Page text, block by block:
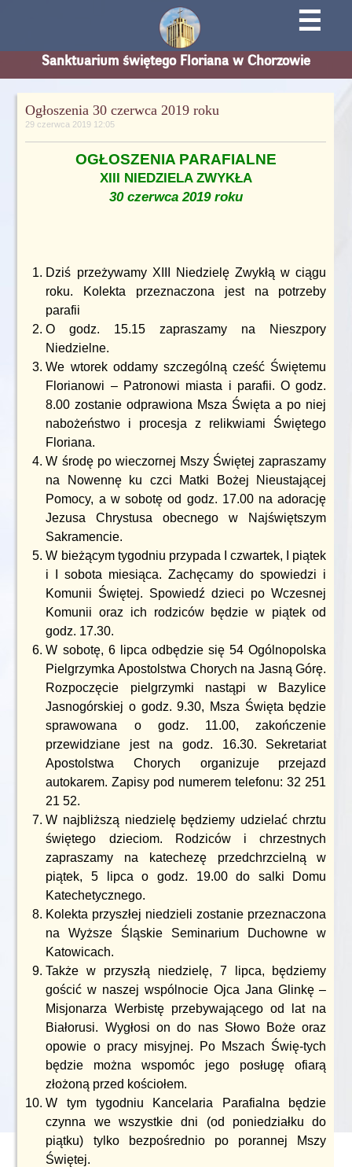
☰
Sanktuarium świętego Floriana w Chorzowie
Ogłoszenia 30 czerwca 2019 roku
29 czerwca 2019 12:05
OGŁOSZENIA PARAFIALNE
XIII NIEDZIELA ZWYKŁA
30 czerwca 2019 roku
Dziś przeżywamy XIII Niedzielę Zwykłą w ciągu
roku. Kolekta przeznaczona jest na potrzeby
parafii
O godz. 15.15 zapraszamy na Nieszpory
Niedzielne.
We wtorek oddamy szczególną cześć Świętemu
Florianowi – Patronowi miasta i parafii. O godz.
8.00 zostanie odprawiona Msza Święta a po niej
nabożeństwo i procesja z relikwiami Świętego
Floriana.
W środę po wieczornej Mszy Świętej zapraszamy
na Nowennę ku czci Matki Bożej Nieustającej
Pomocy, a w sobotę od godz. 17.00 na adorację
Jezusa Chrystusa obecnego w Najświętszym
Sakramencie.
W bieżącym tygodniu przypada I czwartek, I piątek
i I sobota miesiąca. Zachęcamy do spowiedzi i
Komunii Świętej. Spowiedź dzieci po Wczesnej
Komunii oraz ich rodziców będzie w piątek od
godz. 17.30.
W sobotę, 6 lipca odbędzie się 54 Ogólnopolska
Pielgrzymka Apostolstwa Chorych na Jasną Górę.
Rozpoczęcie pielgrzymki nastąpi w Bazylice
Jasnogórskiej o godz. 9.30, Msza Święta będzie
sprawowana o godz. 11.00, zakończenie
przewidziane jest na godz. 16.30. Sekretariat
Apostolstwa Chorych organizuje przejazd
autokarem. Zapisy pod numerem telefonu: 32 251
21 52.
W najbliższą niedzielę będziemy udzielać chrztu
świętego dzieciom. Rodziców i chrzestnych
zapraszamy na katechezę przedchrzcielną w
piątek, 5 lipca o godz. 19.00 do salki Domu
Katechetycznego.
Kolekta przyszłej niedzieli zostanie przeznaczona
na Wyższe Śląskie Seminarium Duchowne w
Katowicach.
Także w przyszłą niedzielę, 7 lipca, będziemy
gościć w naszej wspólnocie Ojca Jana Glinkę –
Misjonarza Werbistę przebywającego od lat na
Białorusi. Wygłosi on do nas Słowo Boże oraz
opowie o pracy misyjnej. Po Mszach Świę-tych
będzie można wspomóc jego posługę ofiarą
złożoną przed kościołem.
W tym tygodniu Kancelaria Parafialna będzie
czynna we wszystkie dni (od poniedziałku do
piątku) tylko bezpośrednio po porannej Mszy
Świętej.